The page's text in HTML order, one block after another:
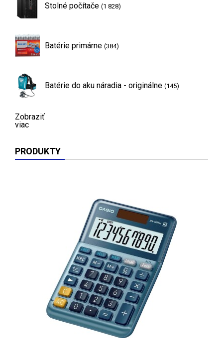
Stolné počítače (1 828)
Batérie primárne (384)
Batérie do aku náradia - originálne (145)
Zobraziť
viac
PRODUKTY